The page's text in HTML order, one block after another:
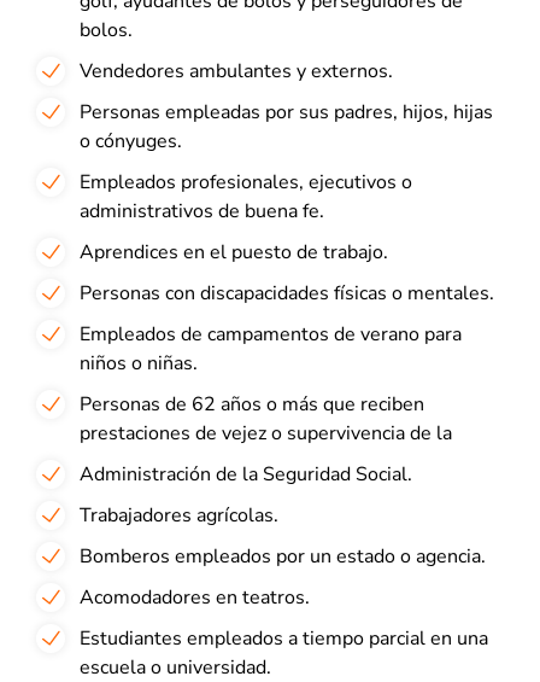
bolos.
Vendedores ambulantes y externos.
Personas empleadas por sus padres, hijos, hijas
o cónyuges.
Empleados profesionales, ejecutivos o
administrativos de buena fe.
Aprendices en el puesto de trabajo.
Personas con discapacidades físicas o mentales.
Empleados de campamentos de verano para
niños o niñas.
Personas de 62 años o más que reciben
prestaciones de vejez o supervivencia de la
Administración de la Seguridad Social.
Trabajadores agrícolas.
Bomberos empleados por un estado o agencia.
Acomodadores en teatros.
Estudiantes empleados a tiempo parcial en una
escuela o universidad.